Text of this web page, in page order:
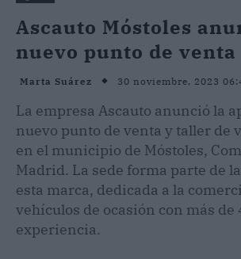
Ascauto Móstoles
nuevo punto de
Marta Suárez 30 noviembre, 2023
La empresa Ascauto anunció la
nuevo punto de venta y taller de
en el municipio de Móstoles,
Madrid. La sede forma parte de
esta marca, dedicada a la
vehículos de ocasión con más de
experiencia.